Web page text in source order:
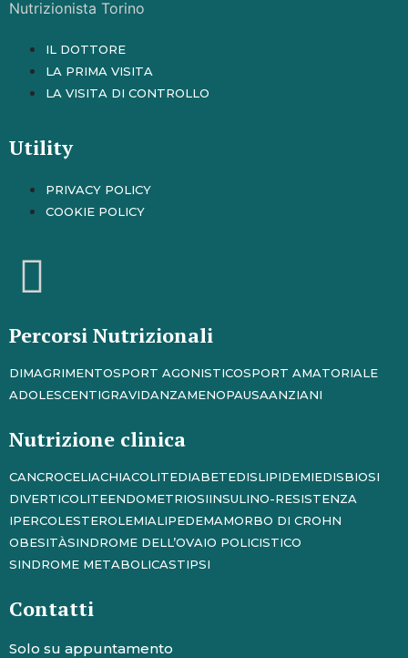
IL DOTTORE
LA PRIMA VISITA
LA VISITA DI CONTROLLO
Utility
PRIVACY POLICY
COOKIE POLICY
Percorsi Nutrizionali
DIMAGRIMENTOSPORT AGONISTICOSPORT AMATORIALE
ADOLESCENTIGRAVIDANZAMENOPAUSAANZIANI
Nutrizione clinica
CANCROCELIACHIACOLITEDIABETEDISLIPIDEMIEDISBIOSI
DIVERTICOLITEENDOMETRIOSIINSULINO-RESISTENZA
IPERCOLESTEROLEMIALIPEDEMAMORBO DI CROHN
OBESITÀSINDROME DELL’OVAIO POLICISTICO
SINDROME METABOLICASTIPSI
Contatti
Solo su appuntamento